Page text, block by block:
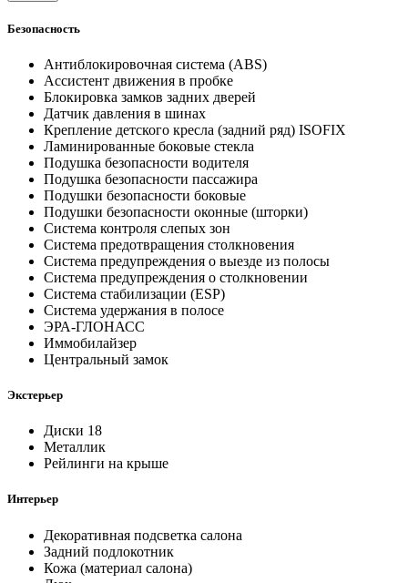
Безопасность
Антиблокировочная система (ABS)
Ассистент движения в пробке
Блокировка замков задних дверей
Датчик давления в шинах
Крепление детского кресла (задний ряд) ISOFIX
Ламинированные боковые стекла
Подушка безопасности водителя
Подушка безопасности пассажира
Подушки безопасности боковые
Подушки безопасности оконные (шторки)
Система контроля слепых зон
Система предотвращения столкновения
Система предупреждения о выезде из полосы
Система предупреждения о столкновении
Система стабилизации (ESP)
Система удержания в полосе
ЭРА-ГЛОНАСС
Иммобилайзер
Центральный замок
Экстерьер
Диски 18
Металлик
Рейлинги на крыше
Интерьер
Декоративная подсветка салона
Задний подлокотник
Кожа (материал салона)